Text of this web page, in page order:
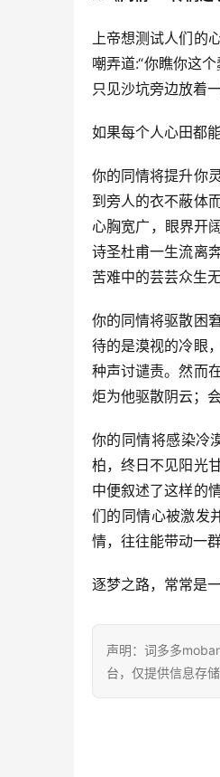
上帝想测试人们的
嘲弄道:“你瞧你这
只见沙坑旁边放着
如果每个人心田都
你的同情将提升你
到旁人的衣不蔽体
心胸宽广，眼界开
诗圣杜甫一生流离
苦难中的芸芸众生
你的同情将驱散困
待的是漠视的冷眼
种声讨谴责。然而
炬为他驱散阴云；
你的同情将感染冷
柏，终日不见阳光
中便叙述了这样的
们的同情心被激发
情，往往能带动一
逐梦之路，常常是
声明：词多多
台，仅提供信息存